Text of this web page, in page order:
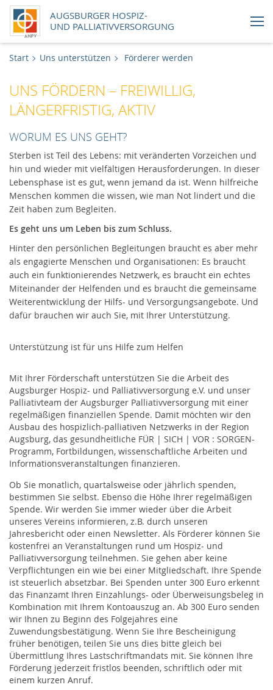
AUGSBURGER HOSPIZ-
UND PALLIATIVVERSORGUNG
Aktuelles
Handlungsfelder
Uns unterstützen
Karriere
Newsletter
Online-Shop
Kontakt
Der AHPV
Jetzt spenden
AGB
Datenschutz
Impressum
Start Uns unterstützen Förderer werden
UNS FÖRDERN – FREIWILLIG,
LÄNGERFRISTIG, AKTIV
WORUM ES UNS GEHT?
Sterben ist Teil des Lebens: mit veränderten Vorzeichen und
hin und wieder mit vielfältigen Herausforderungen. In dieser
Lebensphase ist es gut, wenn jemand da ist. Wenn hilfreiche
Menschen kommen die wissen, wie man Not lindert und die
Zeit haben zum Begleiten.
Es geht uns um Leben bis zum Schluss.
Hinter den persönlichen Begleitungen braucht es aber mehr
als engagierte Menschen und Organisationen: Es braucht
auch ein funktionierendes Netzwerk, es braucht ein echtes
Miteinander der Helfenden und es braucht die gemeinsame
Weiterentwicklung der Hilfs- und Versorgungsangebote. Und
dafür brauchen wir auch Sie, mit Ihrer Unterstützung.
Unterstützung ist für uns Hilfe zum Helfen
Mit Ihrer Förderschaft unterstützen Sie die Arbeit des
Augsburger Hospiz- und Palliativversorgung e.V. und unser
Palliativteam der Augsburger Palliativversorgung mit einer
regelmäßigen finanziellen Spende. Damit möchten wir den
Ausbau des hospizlich-palliativen Netzwerks in der Region
Augsburg, das gesundheitliche FÜR | SICH | VOR : SORGEN-
Programm, Fortbildungen, wissenschaftliche Arbeiten und
Informationsveranstaltungen finanzieren.
Ob Sie monatlich, quartalsweise oder jährlich spenden,
bestimmen Sie selbst. Ebenso die Höhe Ihrer regelmäßigen
Spende. Wir werden Sie immer wieder über die Arbeit
unseres Vereins informieren, z.B. durch unseren
Jahresbericht oder einen Newsletter. Als Förderer können Sie
kostenfrei an Veranstaltungen rund um Hospiz- und
Palliativversorgung teilnehmen. Sie gehen aber keine
Verpflichtungen ein wie bei einer Mitgliedschaft. Ihre Spende
ist steuerlich absetzbar. Bei Spenden unter 300 Euro erkennt
das Finanzamt Ihren Einzahlungs- oder Überweisungsbeleg in
Kombination mit Ihrem Kontoauszug an. Ab 300 Euro senden
wir Ihnen zu Beginn des Folgejahres eine
Zuwendungsbestätigung. Wenn Sie Ihre Bescheinigung
früher benötigen, teilen Sie uns dies bitte gleich bei
Übermittlung Ihres Lastschriftmandats mit. Sie können Ihre
Förderung jederzeit fristlos beenden, schriftlich oder mit
einem kurzen Anruf.